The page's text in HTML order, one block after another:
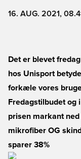
16. AUG. 2021,
Det er blevet
hos Unisport
forkæle vores
Fredagstilbudet og
prisen markant
mikrofiber OG
sparer 38%